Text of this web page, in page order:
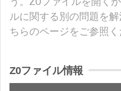
う。Z0ファイルを開く
ルに関する別の問題を
ちらのページをご参照く
Z0ファイル情報